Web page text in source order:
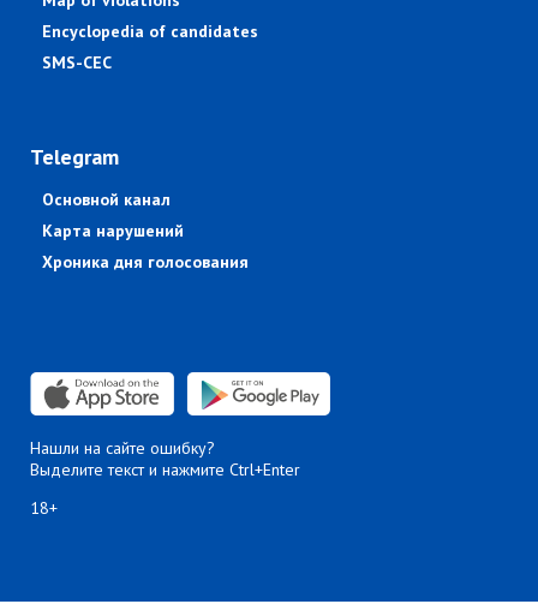
Encyclopedia of candidates
SMS-CEC
Telegram
Основной канал
Карта нарушений
Хроника дня голосования
Нашли на сайте ошибку?
Выделите текст и нажмите Ctrl+Enter
18+